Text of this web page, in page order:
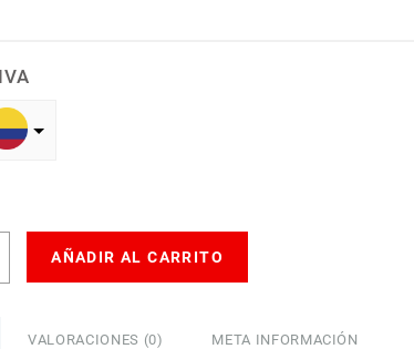
AÑADIR AL CARRITO
VALORACIONES (0) META INFORMACIÓN